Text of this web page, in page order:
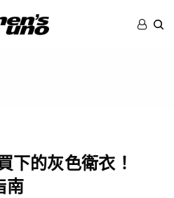
下的灰色衛衣！
南